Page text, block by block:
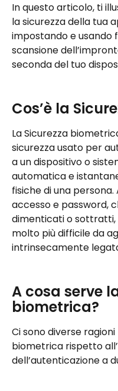
In questo articolo, ti
la sicurezza della tua
impostando e usando
scansione
seconda del tuo
Cos’è la
La Sicurezza
sicurezza usato per
a un dispositivo o
automatica e
fisiche di una
accesso e password,
dimenticati o sottratti,
molto più difficile da
intrinsecamente
A cosa serve
biometrica?
Ci sono diverse
biometrica rispetto
dell’autenticazione a